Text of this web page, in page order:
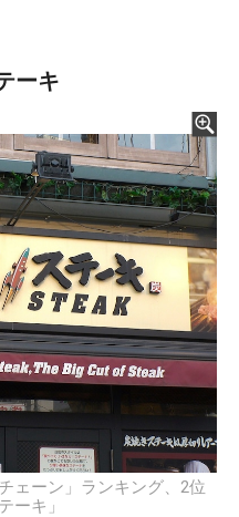
ーキ
ェーン」ランキング、2位
ーキ」